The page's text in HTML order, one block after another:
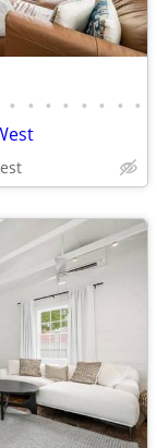
• • • • • • • •